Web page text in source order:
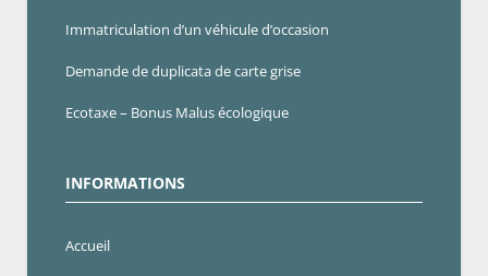
Immatriculation d’un véhicule d’occasion
Demande de duplicata de carte grise
Ecotaxe – Bonus Malus écologique
INFORMATIONS
Accueil